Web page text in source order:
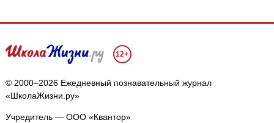
12+
© 2000–2026 Ежедневный познавательный журнал
«ШколаЖизни.ру»
Учредитель — ООО «Квантор»